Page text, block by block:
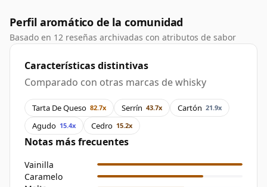
Perfil aromático de la comunidad
Basado en 12 reseñas archivadas con atributos de sabor
Características distintivas
Comparado con otras marcas de whisky
Tarta De Queso 82.7x Serrín 43.7x Cartón 21.9x
Agudo 15.4x Cedro 15.2x
Notas más frecuentes
Vainilla
Caramelo